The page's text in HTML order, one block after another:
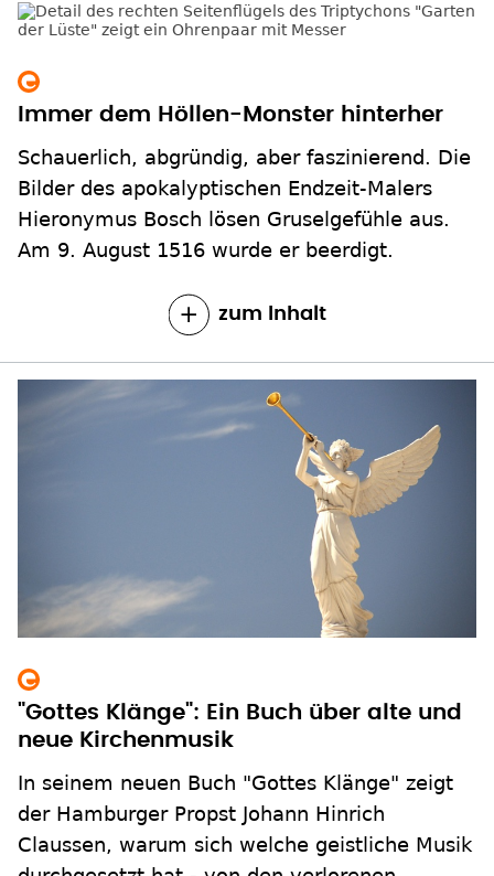
Immer dem Höllen-Monster hinterher
Schauerlich, abgründig, aber faszinierend. Die
Bilder des apokalyptischen Endzeit-Malers
Hieronymus Bosch lösen Gruselgefühle aus.
Am 9. August 1516 wurde er beerdigt.
zum Inhalt
"Gottes Klänge": Ein Buch über alte und
neue Kirchenmusik
In seinem neuen Buch "Gottes Klänge" zeigt
der Hamburger Propst Johann Hinrich
Claussen, warum sich welche geistliche Musik